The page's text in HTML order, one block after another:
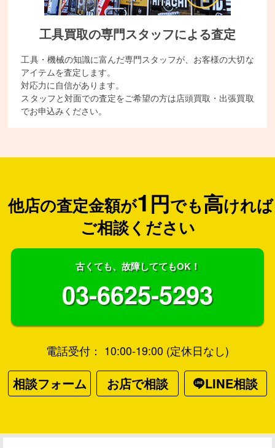
工具買取の専門スタッフによる査定
工具・機械の知識に富んだ専門スタッフが、お客様の大切な
アイテムを査定します。
対応力に自信があります。
スタッフと対面での査定をご希望の方は店頭買取・出張買取
でお申込みください。
他店の査定金額が1円でも高ければ
ご相談ください
古くても、故障しててもOK！
03-6625-5293
電話受付： 10:00-19:00 (定休日なし)
相談フォーム お店で相談 LINE相談